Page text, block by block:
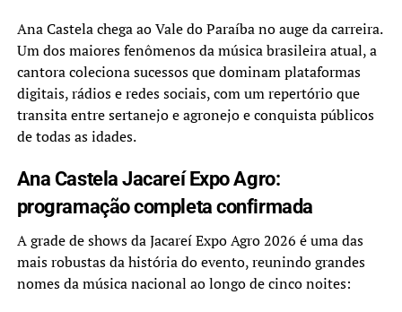
Ana Castela chega ao Vale do Paraíba no auge da carreira.
Um dos maiores fenômenos da música brasileira atual, a
cantora coleciona sucessos que dominam plataformas
digitais, rádios e redes sociais, com um repertório que
transita entre sertanejo e agronejo e conquista públicos
de todas as idades.
Ana Castela Jacareí Expo Agro:
programação completa confirmada
A grade de shows da Jacareí Expo Agro 2026 é uma das
mais robustas da história do evento, reunindo grandes
nomes da música nacional ao longo de cinco noites: